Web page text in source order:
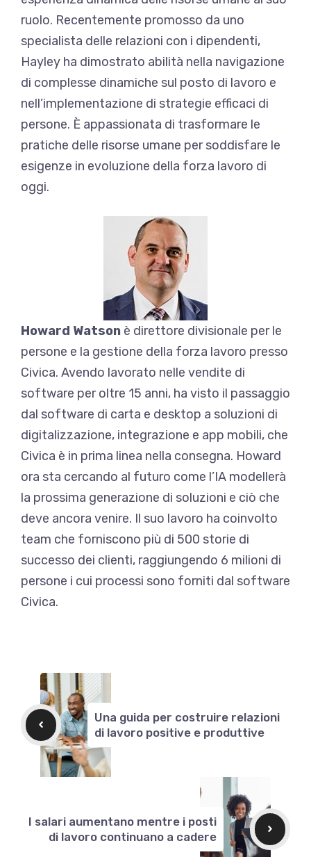
ruolo. Recentemente promosso da uno
specialista delle relazioni con i dipendenti,
Hayley ha dimostrato abilità nella navigazione
di complesse dinamiche sul posto di lavoro e
nell’implementazione di strategie efficaci di
persone. È appassionata di trasformare le
pratiche delle risorse umane per soddisfare le
esigenze in evoluzione della forza lavoro di
oggi.
Howard Watson è direttore divisionale per le
persone e la gestione della forza lavoro presso
Civica. Avendo lavorato nelle vendite di
software per oltre 15 anni, ha visto il passaggio
dal software di carta e desktop a soluzioni di
digitalizzazione, integrazione e app mobili, che
Civica è in prima linea nella consegna. Howard
ora sta cercando al futuro come l’IA modellerà
la prossima generazione di soluzioni e ciò che
deve ancora venire. Il suo lavoro ha coinvolto
team che forniscono più di 500 storie di
successo dei clienti, raggiungendo 6 milioni di
persone i cui processi sono forniti dal software
Civica.
Una guida per costruire relazioni
di lavoro positive e produttive
I salari aumentano mentre i posti
di lavoro continuano a cadere